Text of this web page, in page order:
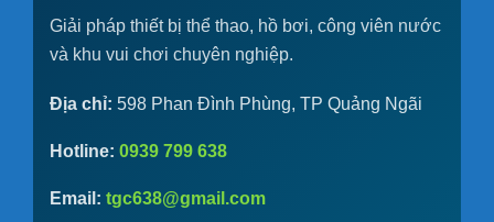
Giải pháp thiết bị thể thao, hồ bơi, công viên nước
và khu vui chơi chuyên nghiệp.
Địa chỉ: 598 Phan Đình Phùng, TP Quảng Ngãi
Hotline: 0939 799 638
Email: tgc638@gmail.com